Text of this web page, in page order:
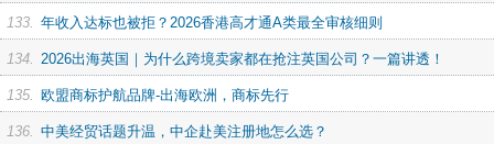
133. 年收入达标也被拒？2026香港高才通A类最全审核细则
134. 2026出海英国｜为什么跨境卖家都在抢注英国公司？一篇讲透！
135. 欧盟商标护航品牌-出海欧洲，商标先行
136. 中美经贸话题升温，中企赴美注册地怎么选？